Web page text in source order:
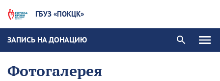
ГБУЗ «ПОКЦК»
ЗАПИСЬ НА ДОНАЦИЮ
Фотогалерея